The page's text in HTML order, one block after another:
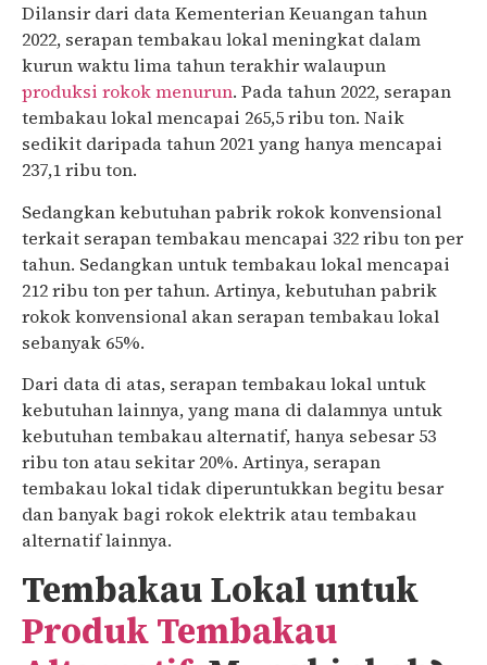
Dilansir dari data Kementerian Keuangan tahun
2022, serapan tembakau lokal meningkat dalam
kurun waktu lima tahun terakhir walaupun
produksi rokok menurun. Pada tahun 2022, serapan
tembakau lokal mencapai 265,5 ribu ton. Naik
sedikit daripada tahun 2021 yang hanya mencapai
237,1 ribu ton.
Sedangkan kebutuhan pabrik rokok konvensional
terkait serapan tembakau mencapai 322 ribu ton per
tahun. Sedangkan untuk tembakau lokal mencapai
212 ribu ton per tahun. Artinya, kebutuhan pabrik
rokok konvensional akan serapan tembakau lokal
sebanyak 65%.
Dari data di atas, serapan tembakau lokal untuk
kebutuhan lainnya, yang mana di dalamnya untuk
kebutuhan tembakau alternatif, hanya sebesar 53
ribu ton atau sekitar 20%. Artinya, serapan
tembakau lokal tidak diperuntukkan begitu besar
dan banyak bagi rokok elektrik atau tembakau
alternatif lainnya.
Tembakau Lokal untuk
Produk Tembakau